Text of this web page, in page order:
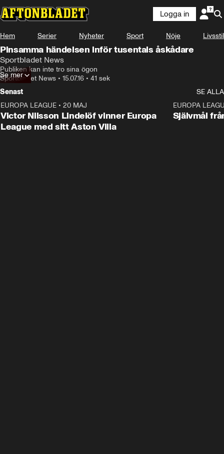
Logga in
Hem Serier Nyheter Sport Nöje Livsstil
Pinsamma händelsen inför tusentals åskådare
Sportbladet News
Publiken kan inte tro sina ögon
Sportbladet News • 15.07.16 • 41 sek
Se mer
Senast
SE ALLA
EUROPA LEAGUE • 20 MAJ
Victor Nilsson Lindelöf vinner Europa
League med sitt Aston Villa
EUROPA
Självmål